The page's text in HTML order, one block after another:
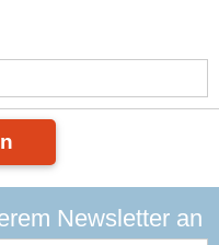
Newsletter an